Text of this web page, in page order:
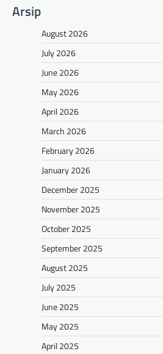
Arsip
August 2026
July 2026
June 2026
May 2026
April 2026
March 2026
February 2026
January 2026
December 2025
November 2025
October 2025
September 2025
August 2025
July 2025
June 2025
May 2025
April 2025